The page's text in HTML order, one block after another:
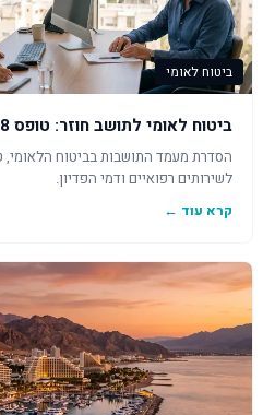
ביטוח לאומי
ביטוח לאומי לתושב חוזר: טופס 628 ותקופת המתנה
לשירותים רפואיים ודמי הפדיון.
קרא עוד ←